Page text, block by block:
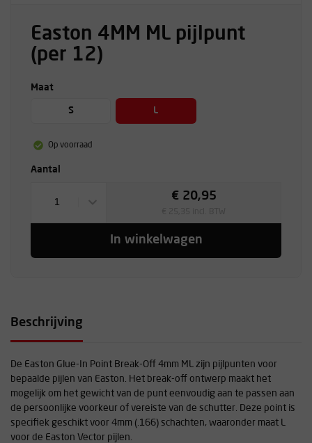
Easton 4MM ML pijlpunt
(per 12)
Maat
S L
Op voorraad
Aantal
1
€ 20,95
In winkelwagen
Beschrijving
De Easton Glue-In Point Break-Off 4mm ML zijn pijlpunten voor
bepaalde pijlen van Easton. Het break-off ontwerp maakt het
mogelijk om het gewicht van de punt eenvoudig aan te passen aan
de persoonlijke voorkeur of vereiste van de schutter. Deze point is
specifiek geschikt voor 4mm (.166) schachten, waaronder maat L
voor de Easton Vector pijlen.